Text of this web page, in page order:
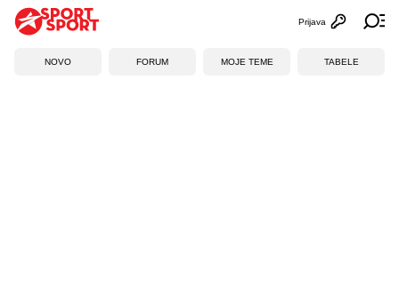
Otvori
Prijava
NOVO FORUM MOJE TEME TABELE